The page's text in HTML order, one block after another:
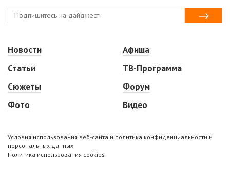
Новости
Статьи
Сюжеты
Фото
Афиша
ТВ-Программа
Форум
Видео
Условия использования веб-сайта и политика конфиденциальности и
персональных данных
Политика использования cookies